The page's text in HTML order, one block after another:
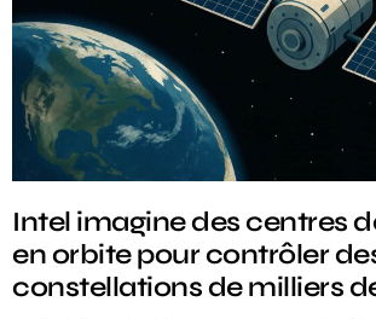
Intel imagine des centres
en orbite pour contrôler
constellations de milliers